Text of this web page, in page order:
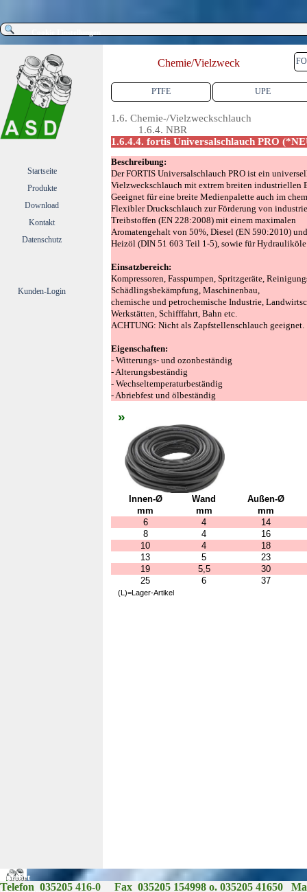
Menü überspringen
Startseite
Produkte
▼
Download
▼
Kontakt
▼
Datenschutz
Kunden-Login
Chemie/Vielzweck
Menü überspringen
PTFE ▼
UPE
1.6. Chemie-/Vielzweckschlauch
1.6.4. NBR
1.6.4.4. fortis Universalschlauch PRO
Beschreibung:
Der FORTIS Universalschlauch PRO ist ein
Vielzweckschlauch mit extrem breiten industriellen
Geeignet für eine breite Medienpalette auch im
Flexibler Druckschlauch zur Förderung von
Treibstoffen (EN 228:2008) mit einem maximalen
Aromatengehalt von 50%, Diesel (EN 590:2010) und
Heizöl (DIN 51 603 Teil 1-5), sowie für
Einsatzbereich:
Kompressoren, Fasspumpen, Spritzgeräte,
Schädlingsbekämpfung, Maschinenbau,
chemische und petrochemische Industrie,
Werkstätten, Schifffahrt, Bahn etc.
ACHTUNG: Nicht als Zapfstellenschlauch geeignet.
Eigenschaften:
- Witterungs- und ozonbeständig
- Alterungsbeständig
- Wechseltemperaturbeständig
- Abriebfest und ölbeständig
»
Innen-Ø
mm
Wand
mm
Außen-Ø
mm
6
4
14
8
4
16
10
4
18
13
5
23
19
5,5
30
25
6 37
(L)=Lager-Artikel
© 2025 ASD Ingenieur- und Produktions GmbH
Telefon  035205 416-0     Fax  035205 154998 o. 035205 41650
Anfahrt